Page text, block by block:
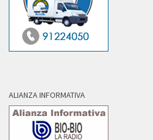
ALIANZA INFORMATIVA